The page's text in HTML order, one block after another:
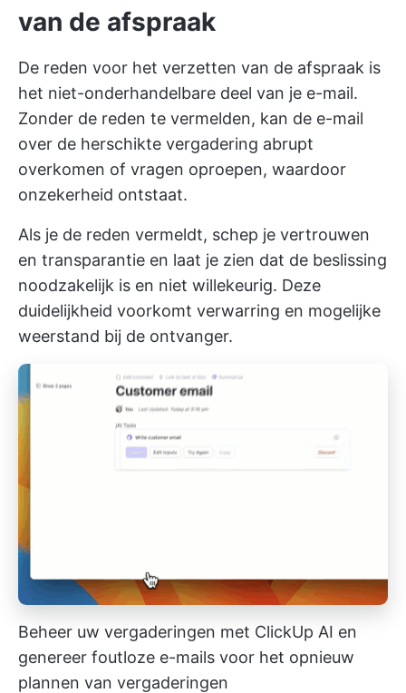
van de afspraak
De reden voor het verzetten van de afspraak is
het niet-onderhandelbare deel van je e-mail.
Zonder de reden te vermelden, kan de e-mail
over de herschikte vergadering abrupt
overkomen of vragen oproepen, waardoor
onzekerheid ontstaat.
Als je de reden vermeldt, schep je vertrouwen
en transparantie en laat je zien dat de beslissing
noodzakelijk is en niet willekeurig. Deze
duidelijkheid voorkomt verwarring en mogelijke
weerstand bij de ontvanger.
Beheer uw vergaderingen met ClickUp AI en
genereer foutloze e-mails voor het opnieuw
plannen van vergaderingen